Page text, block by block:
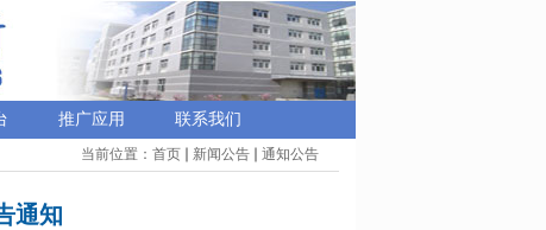
推广应用 联系我们
当前位置： 首页 新闻公告 通知公告
通知